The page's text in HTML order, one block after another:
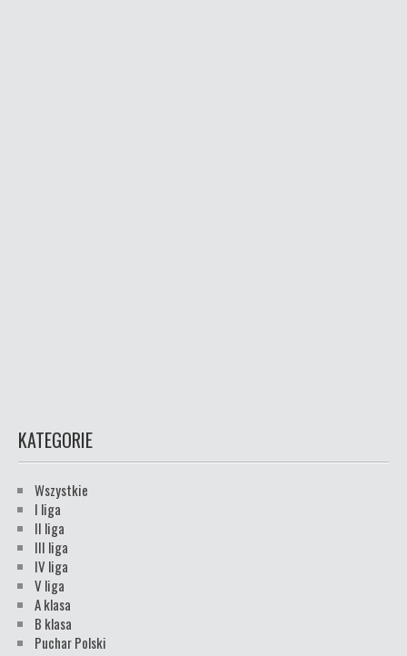
KATEGORIE
Wszystkie
I liga
II liga
III liga
IV liga
V liga
A klasa
B klasa
Puchar Polski